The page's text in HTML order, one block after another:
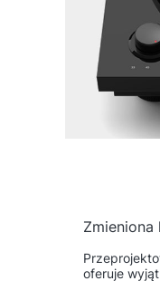
oferuje